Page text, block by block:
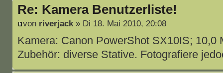
Re: Kamera Benutzerliste!
von riverjack» Di 18. Mai 2010, 20:08
Kamera: Canon PowerShot SX10IS; 10,0
Zubehör: diverse Stative. Fotografiere